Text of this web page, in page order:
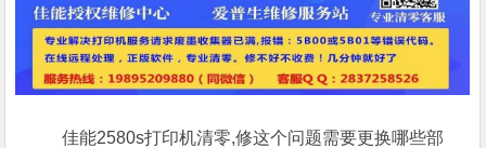
佳能2580s打印机清零,修这个问题需要更换哪些部